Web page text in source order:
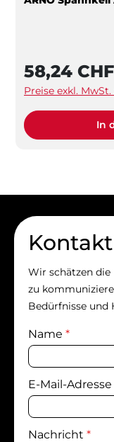
58,24 CHF
Preise exkl.
In
Wir schätzen
zu
Bedürfnisse und
Name *
E-Mail-Adresse
Nachricht *